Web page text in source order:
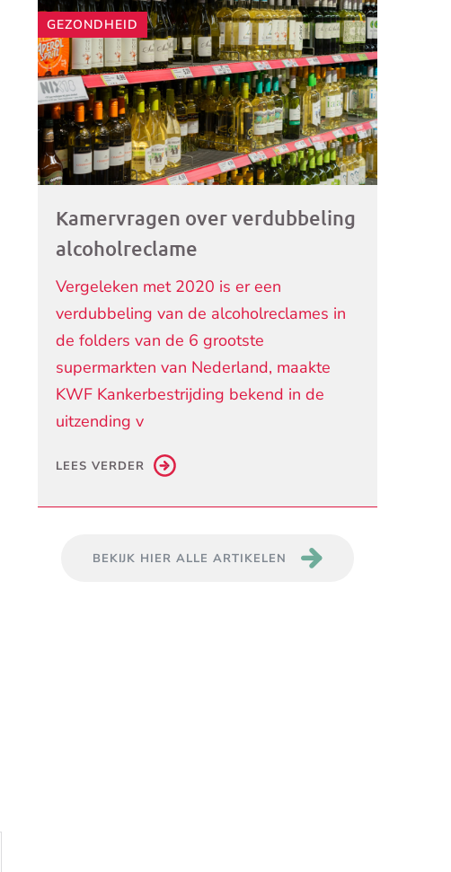
mailprogramma)
GEZONDHEID
Kamervragen over verdubbeling
alcoholreclame
Vergeleken met 2020 is er een
verdubbeling van de alcoholreclames in
de folders van de 6 grootste
supermarkten van Nederland, maakte
KWF Kankerbestrijding bekend in de
uitzending v
LEES VERDER
BEKIJK HIER ALLE ARTIKELEN